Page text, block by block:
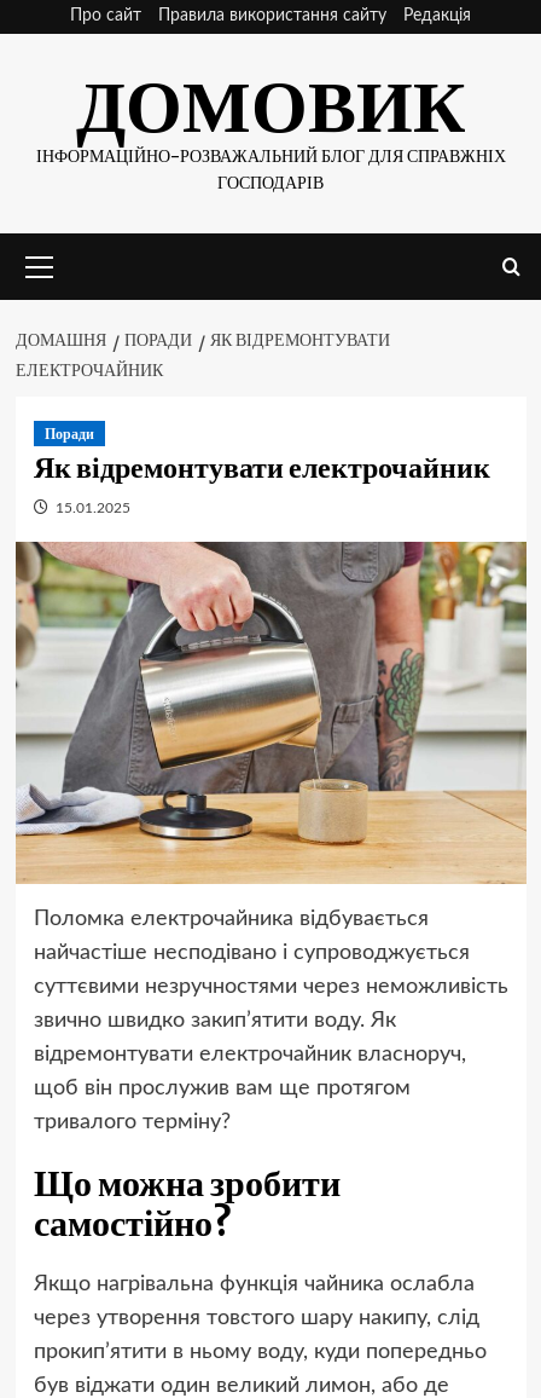
Про сайт Правила використання сайту Редакція
ДОМОВИК
ІНФОРМАЦІЙНО-РОЗВАЖАЛЬНИЙ БЛОГ ДЛЯ СПРАВЖНІХ
ГОСПОДАРІВ
меню
ДОМАШНЯ ПОРАДИ
ЯК ВІДРЕМОНТУВАТИ
ЕЛЕКТРОЧАЙНИК
Поради
Як відремонтувати електрочайник
15.01.2025
Поломка електрочайника відбувається
найчастіше несподівано і супроводжується
суттєвими незручностями через неможливість
звично швидко закип’ятити воду. Як
відремонтувати електрочайник власноруч,
щоб він прослужив вам ще протягом
тривалого терміну?
Що можна зробити
самостійно?
Якщо нагрівальна функція чайника ослабла
через утворення товстого шару накипу, слід
прокип’ятити в ньому воду, куди попередньо
був віджати один великий лимон, або де